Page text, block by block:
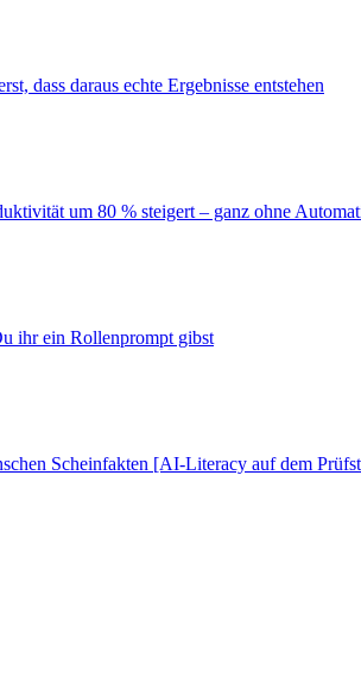
dass daraus echte Ergebnisse entstehen
um 80 % steigert – ganz ohne
ihr ein Rollenprompt gibst
Scheinfakten [AI-Literacy auf dem